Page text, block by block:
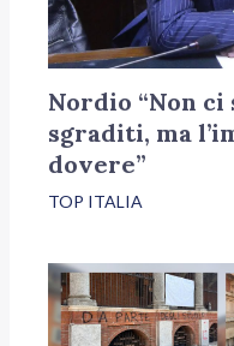
Nordio “Non
sgraditi, ma
dovere”
TOP ITALIA